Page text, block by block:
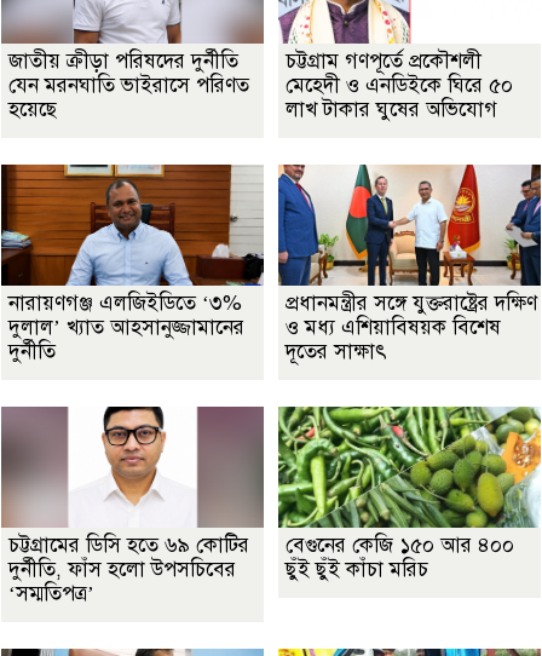
জাতীয় ক্রীড়া পরিষদের দুর্নীতি
যেন মরনঘাতি ভাইরাসে পরিণত
হয়েছে
চট্টগ্রাম গণপূর্তে প্রকৌশলী
মেহেদী ও এনডিইকে ঘিরে ৫০
লাখ টাকার ঘুষের অভিযোগ
নারায়ণগঞ্জ এলজিইডিতে ‘৩%
দুলাল’ খ্যাত আহসানুজ্জামানের
দুর্নীতি
প্রধানমন্ত্রীর সঙ্গে যুক্তরাষ্ট্রের দক্ষিণ
ও মধ্য এশিয়াবিষয়ক বিশেষ
দূতের সাক্ষাৎ
চট্টগ্রামের ডিসি হতে ৬৯ কোটির
দুর্নীতি, ফাঁস হলো উপসচিবের
‘সম্মতিপত্র’
বেগুনের কেজি ১৫০ আর ৪০০
ছুঁই ছুঁই কাঁচা মরিচ